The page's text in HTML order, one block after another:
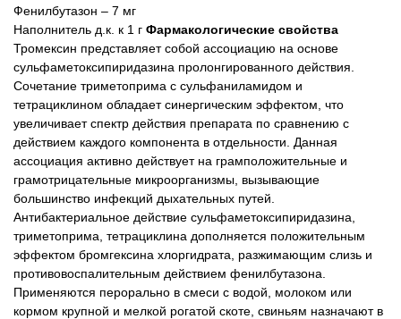
Фенилбутазон – 7 мг
Наполнитель д.к. к 1 г Фармакологические свойства
Тромексин представляет собой ассоциацию на основе
сульфаметоксипиридазина пролонгированного действия.
Сочетание триметоприма с сульфаниламидом и
тетрациклином обладает синергическим эффектом, что
увеличивает спектр действия препарата по сравнению с
действием каждого компонента в отдельности. Данная
ассоциация активно действует на грамположительные и
грамотрицательные микроорганизмы, вызывающие
большинство инфекций дыхательных путей.
Антибактериальное действие сульфаметоксипиридазина,
триметоприма, тетрациклина дополняется положительным
эффектом бромгексина хлоргидрата, разжимающим слизь и
противовоспалительным действием фенилбутазона.
Применяются перорально в смеси с водой, молоком или
кормом крупной и мелкой рогатой скоте, свиньям назначают в